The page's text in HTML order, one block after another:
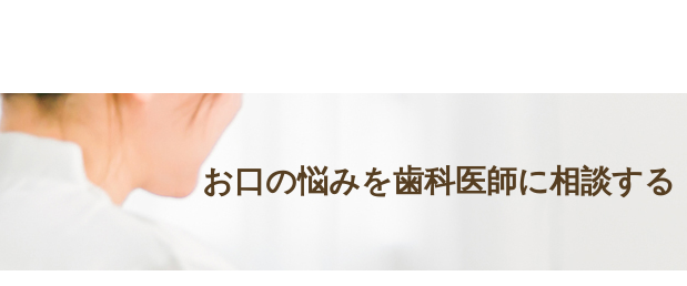
お口の悩みを歯科医師に相談する